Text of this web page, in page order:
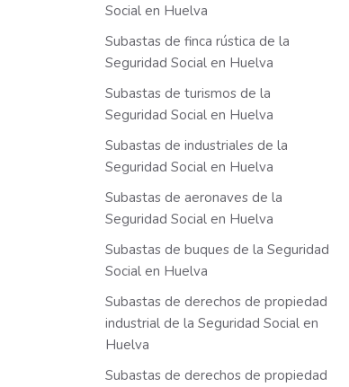
Social en Huelva
Subastas de finca rústica de la
Seguridad Social en Huelva
Subastas de turismos de la
Seguridad Social en Huelva
Subastas de industriales de la
Seguridad Social en Huelva
Subastas de aeronaves de la
Seguridad Social en Huelva
Subastas de buques de la Seguridad
Social en Huelva
Subastas de derechos de propiedad
industrial de la Seguridad Social en
Huelva
Subastas de derechos de propiedad